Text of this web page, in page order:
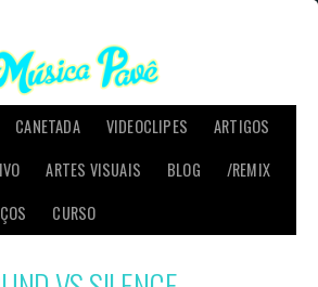
CANETADA VIDEOCLIPES
ARTIGOS
ARTES VISUAIS BLOG
/REMIX
CURSO